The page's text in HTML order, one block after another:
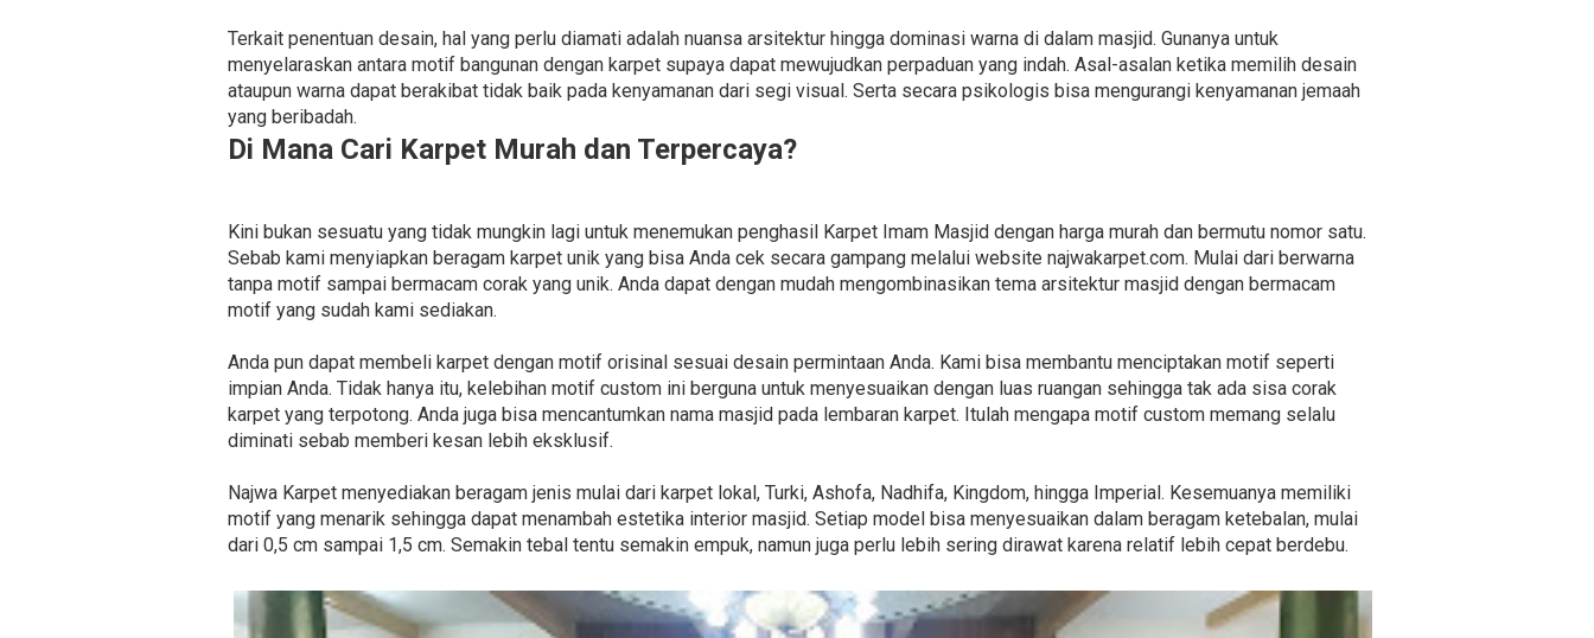
Terkait penentuan desain, hal yang perlu diamati adalah nuansa arsitektur hingga dominasi warna di dalam masjid. Gunanya untuk
menyelaraskan antara motif bangunan dengan karpet supaya dapat mewujudkan perpaduan yang indah. Asal-asalan ketika memilih desain
ataupun warna dapat berakibat tidak baik pada kenyamanan dari segi visual. Serta secara psikologis bisa mengurangi kenyamanan jemaah
yang beribadah.
Di Mana Cari Karpet Murah dan Terpercaya?
Kini bukan sesuatu yang tidak mungkin lagi untuk menemukan penghasil Karpet Imam Masjid dengan harga murah dan bermutu nomor satu.
Sebab kami menyiapkan beragam karpet unik yang bisa Anda cek secara gampang melalui website najwakarpet.com. Mulai dari berwarna
tanpa motif sampai bermacam corak yang unik. Anda dapat dengan mudah mengombinasikan tema arsitektur masjid dengan bermacam
motif yang sudah kami sediakan.
Anda pun dapat membeli karpet dengan motif orisinal sesuai desain permintaan Anda. Kami bisa membantu menciptakan motif seperti
impian Anda. Tidak hanya itu, kelebihan motif custom ini berguna untuk menyesuaikan dengan luas ruangan sehingga tak ada sisa corak
karpet yang terpotong. Anda juga bisa mencantumkan nama masjid pada lembaran karpet. Itulah mengapa motif custom memang selalu
diminati sebab memberi kesan lebih eksklusif.
Najwa Karpet menyediakan beragam jenis mulai dari karpet lokal, Turki, Ashofa, Nadhifa, Kingdom, hingga Imperial. Kesemuanya memiliki
motif yang menarik sehingga dapat menambah estetika interior masjid. Setiap model bisa menyesuaikan dalam beragam ketebalan, mulai
dari 0,5 cm sampai 1,5 cm. Semakin tebal tentu semakin empuk, namun juga perlu lebih sering dirawat karena relatif lebih cepat berdebu.